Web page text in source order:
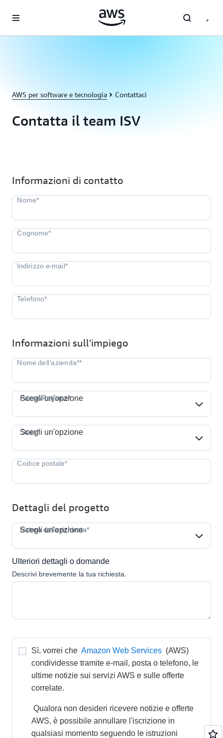
AWS per software e tecnologia Contattaci
Contatta il team ISV
Informazioni di contatto
Informazioni sull'impiego
Paese/Regione*
Scegli un'opzione
Stato*
Scegli un'opzione
Dettagli del progetto
Natura della richiesta*
Scegli un'opzione
Ulteriori dettagli o domande
Descrivi brevemente la tua richiesta.
Sì, vorrei che Amazon Web Services (AWS)
condividesse tramite e-mail, posta o telefono, le
ultime notizie sui servizi AWS e sulle offerte
correlate.
AWS, è possibile annullare l'iscrizione in
qualsiasi momento seguendo le istruzioni